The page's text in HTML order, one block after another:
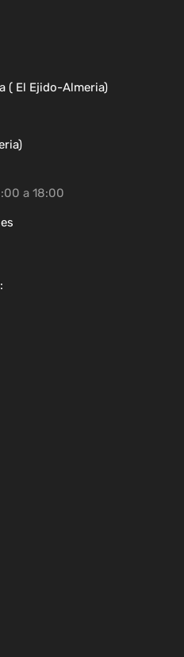
( El Ejido-Almeria)
a 18:00